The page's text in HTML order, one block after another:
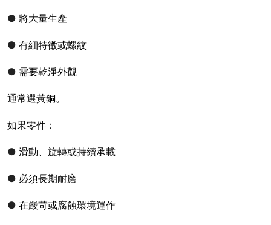
● 將大量生產
● 有細特徵或螺紋
● 需要乾淨外觀
通常選黃銅。
如果零件：
● 滑動、旋轉或持續承載
● 必須長期耐磨
● 在嚴苛或腐蝕環境運作